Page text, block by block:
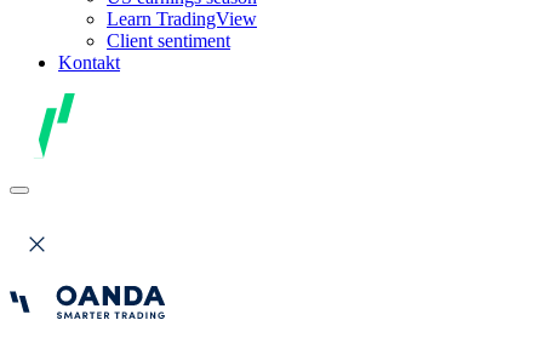
Learn TradingView
Client sentiment
Kontakt